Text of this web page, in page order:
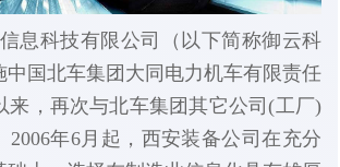
息科技有限公司（以下简称御云科
中国北车集团大同电力机车有限责任
来，再次与北车集团其它公司(工厂)
2006年6月起，西安装备公司在充分